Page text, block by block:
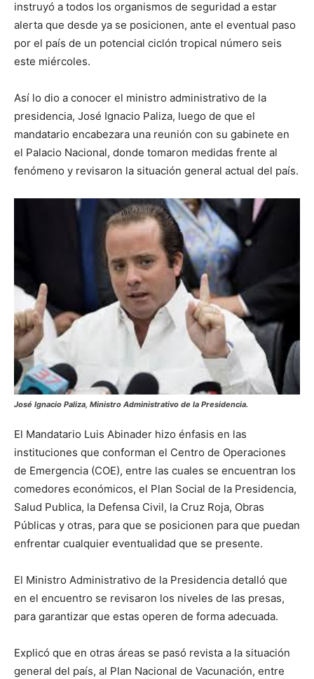
instruyó a todos los organismos de seguridad a estar
alerta que desde ya se posicionen, ante el eventual paso
por el país de un potencial ciclón tropical número seis
este miércoles.
Así lo dio a conocer el ministro administrativo de la
presidencia, José Ignacio Paliza, luego de que el
mandatario encabezara una reunión con su gabinete en
el Palacio Nacional, donde tomaron medidas frente al
fenómeno y revisaron la situación general actual del país.
José Ignacio Paliza, Ministro Administrativo de la Presidencia.
El Mandatario Luis Abinader hizo énfasis en las
instituciones que conforman el Centro de Operaciones
de Emergencia (COE), entre las cuales se encuentran los
comedores económicos, el Plan Social de la Presidencia,
Salud Publica, la Defensa Civil, la Cruz Roja, Obras
Públicas y otras, para que se posicionen para que puedan
enfrentar cualquier eventualidad que se presente.
El Ministro Administrativo de la Presidencia detalló que
en el encuentro se revisaron los niveles de las presas,
para garantizar que estas operen de forma adecuada.
Explicó que en otras áreas se pasó revista a la situación
general del país, al Plan Nacional de Vacunación, entre